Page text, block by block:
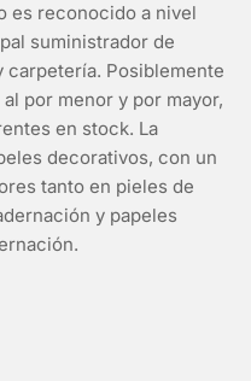
es reconocido a nivel
suministrador de
carpetería. Posiblemente
por menor y por mayor,
en stock. La
decorativos, con un
tanto en pieles de
y papeles